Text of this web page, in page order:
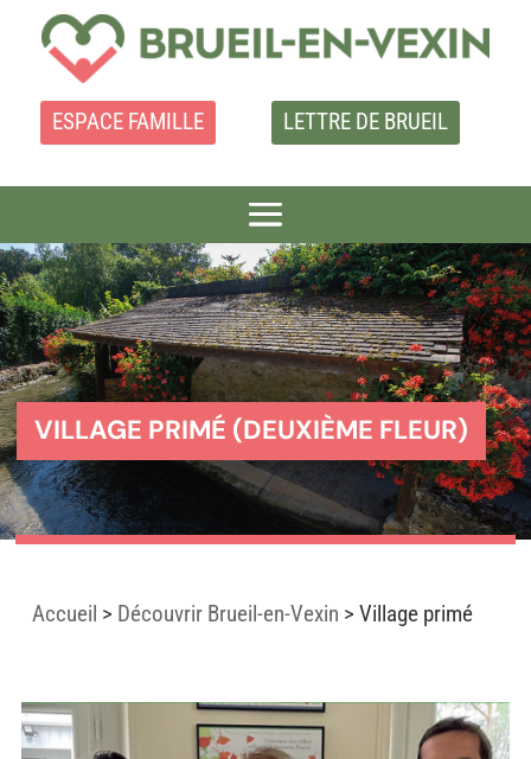
ESPACE FAMILLE LETTRE DE BRUEIL
VILLAGE PRIMÉ (DEUXIÈME FLEUR)
Accueil > Découvrir Brueil-en-Vexin > Village primé